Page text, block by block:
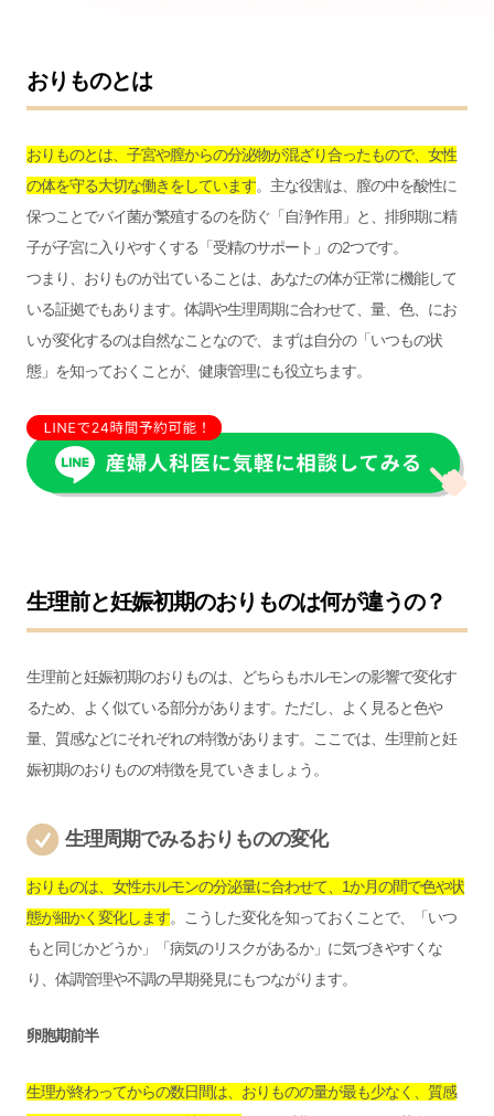
おりものとは
おりものとは、子宮や膣からの分泌物が混ざり合ったもので、女性
の体を守る大切な働きをしています。主な役割は、膣の中を酸性に
保つことでバイ菌が繁殖するのを防ぐ「自浄作用」と、排卵期に精
子が子宮に入りやすくする「受精のサポート」の2つです。
つまり、おりものが出ていることは、あなたの体が正常に機能して
いる証拠でもあります。体調や生理周期に合わせて、量、色、にお
いが変化するのは自然なことなので、まずは自分の「いつもの状
態」を知っておくことが、健康管理にも役立ちます。
生理前と妊娠初期のおりものは何が違うの？
生理前と妊娠初期のおりものは、どちらもホルモンの影響で変化す
るため、よく似ている部分があります。ただし、よく見ると色や
量、質感などにそれぞれの特徴があります。ここでは、生理前と妊
娠初期のおりものの特徴を見ていきましょう。
生理周期でみるおりものの変化
おりものは、女性ホルモンの分泌量に合わせて、1か月の間で色や状
態が細かく変化します。こうした変化を知っておくことで、「いつ
もと同じかどうか」「病気のリスクがあるか」に気づきやすくな
り、体調管理や不調の早期発見にもつながります。
卵胞期前半
生理が終わってからの数日間は、おりものの量が最も少なく、質感